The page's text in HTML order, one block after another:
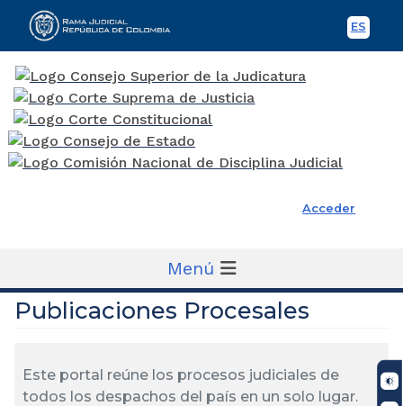
ES
Rama Judicial
Acceder
Menú
Publicaciones Procesales
Este portal reúne los procesos judiciales de
todos los despachos del país en un solo lugar.